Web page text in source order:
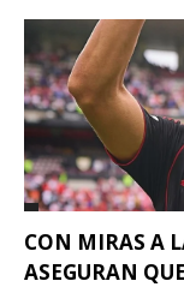
CON MIRAS A
ASEGURAN